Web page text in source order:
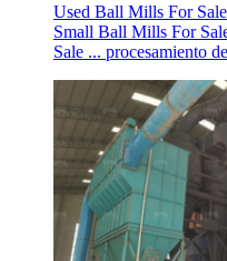
Used Ball Mills For
Small Ball Mills For
Sale ... procesamiento